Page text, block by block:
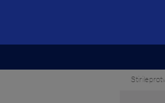
Stirileprotv